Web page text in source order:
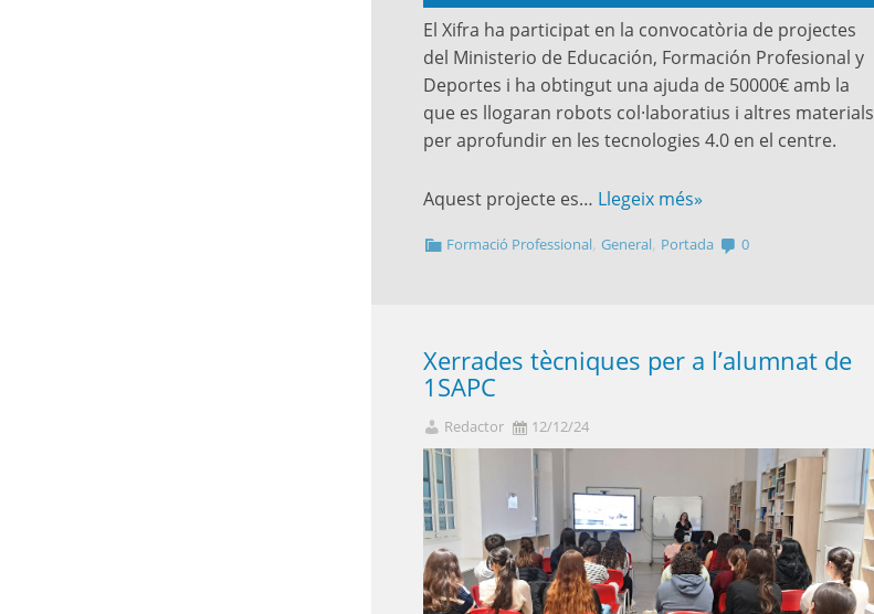
El Xifra ha participat en la convocatòria de projectes
del Ministerio de Educación, Formación Profesional y
Deportes i ha obtingut una ajuda de 50000€ amb la
que es llogaran robots col·laboratius i altres materials
per aprofundir en les tecnologies 4.0 en el centre.
Aquest projecte es… Llegeix més»
Formació Professional ,General Portada 0
Xerrades tècniques per a l’alumnat de
1SAPC
Redactor 12/12/24